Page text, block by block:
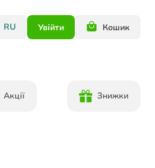
RU Увійти Кошик
Акції Знижки